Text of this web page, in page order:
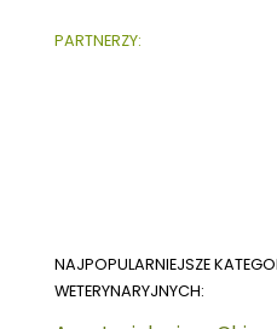
PARTNERZY:
NAJPOPULARNIEJSZE
WETERYNARYJNYCH: